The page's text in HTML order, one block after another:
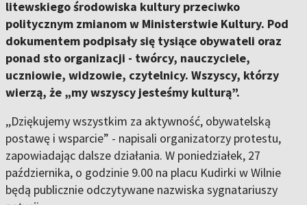
litewskiego środowiska kultury przeciwko
politycznym zmianom w Ministerstwie Kultury. Pod
dokumentem podpisały się tysiące obywateli oraz
ponad sto organizacji - twórcy, nauczyciele,
uczniowie, widzowie, czytelnicy. Wszyscy, którzy
wierzą, że „my wszyscy jesteśmy kulturą”.
,,Dziękujemy wszystkim za aktywność, obywatelską
postawę i wsparcie” - napisali organizatorzy protestu,
zapowiadając dalsze działania. W poniedziałek, 27
października, o godzinie 9.00 na placu Kudirki w Wilnie
będą publicznie odczytywane nazwiska sygnatariuszy